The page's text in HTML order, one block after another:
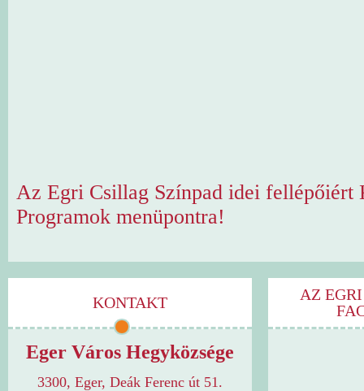
Az Egri Csillag Színpad idei fellépőiért
Programok menüpontra!
KONTAKT
Eger Város Hegyközsége
3300, Eger, Deák Ferenc út 51.
AZ